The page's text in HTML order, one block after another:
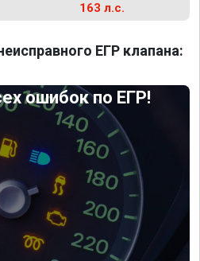
163 л.с.
ЕГР клапана:
ошибок по ЕГР!